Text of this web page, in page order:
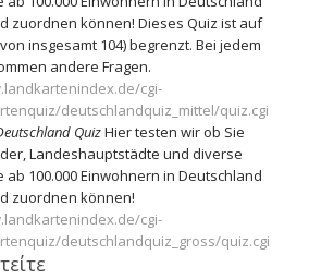
zuordnen können! Dieses Quiz ist auf
insgesamt 104) begrenzt. Bei jedem
andere Fragen.
cgi-
deutschlandquiz_mittel/quiz.cgi
QuizHier testen wir ob Sie
Landeshauptstädte und diverse
ab 100.000 Einwohnern in Deutschland
zuordnen können!
cgi-
deutschlandquiz_gross/quiz.cgi